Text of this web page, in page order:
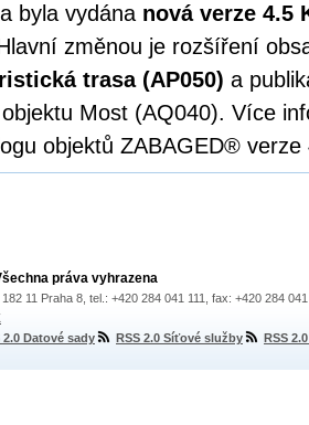
byla vydána nová verze 4.5
změnou je rozšíření
trasa (AP050) a
Most (AQ040). Více
objektů ZABAGED® verze
práva vyhrazena
11 Praha 8, tel.: +420 284 041 111, fax: +420 284
2.0 Datové sady RSS 2.0 Síťové služby RSS